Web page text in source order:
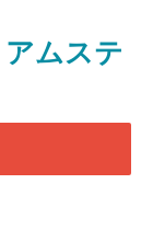
ムステ